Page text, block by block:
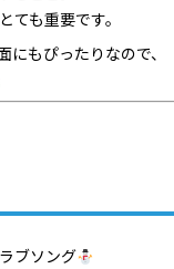
も重要です。
もぴったりなので、
ブソング